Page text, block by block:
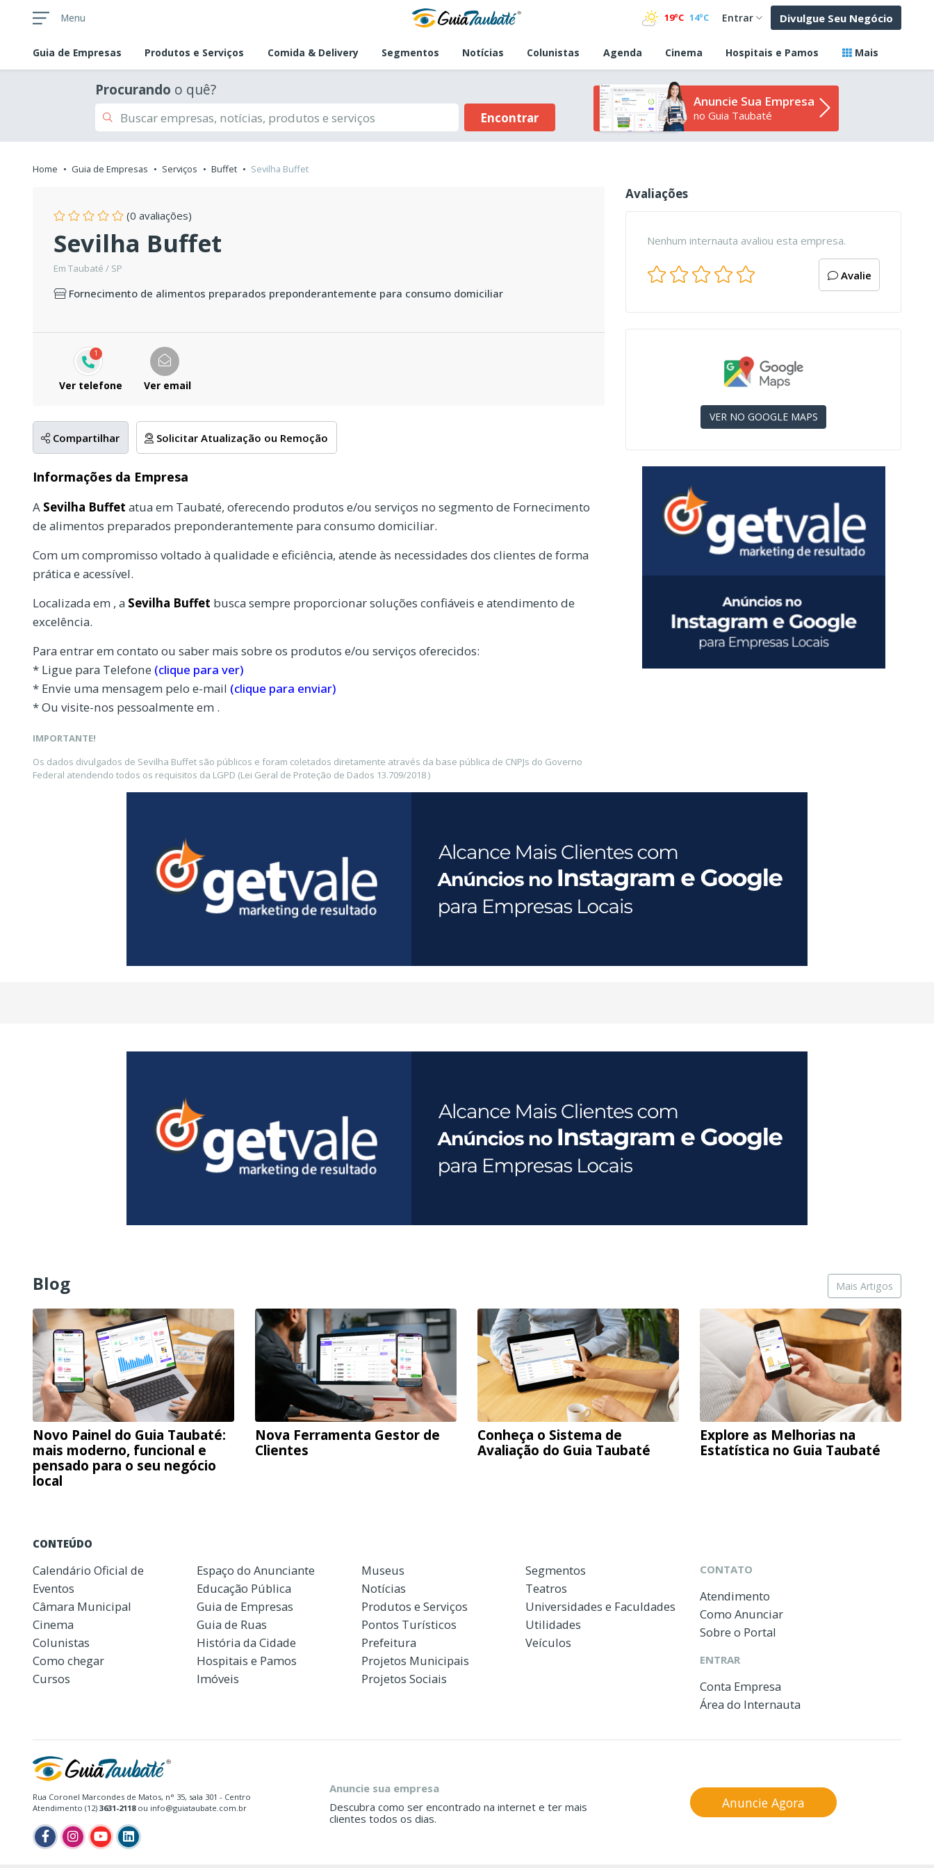
Menu 19ºC 14ºC Entrar Divulgue Seu Negócio
Guia de Empresas Produtos e Serviços Comida & Delivery Segmentos Notícias Colunistas Agenda Cinema Hospitais e Pamos Mais
Procurando o quê?
Encontrar
Anuncie Sua Empresa
no Guia Taubaté
Home Guia de Empresas Serviços Buffet Sevilha Buffet
(0 avaliações)
Sevilha Buffet
Em Taubaté / SP
Fornecimento de alimentos preparados preponderantemente para consumo domiciliar
1
Ver telefone Ver email
Compartilhar Solicitar Atualização ou Remoção
Informações da Empresa
A Sevilha Buffet atua em Taubaté, oferecendo produtos e/ou serviços no segmento de Fornecimento
de alimentos preparados preponderantemente para consumo domiciliar.
Com um compromisso voltado à qualidade e eficiência, atende às necessidades dos clientes de forma
prática e acessível.
Localizada em , a Sevilha Buffet busca sempre proporcionar soluções confiáveis e atendimento de
excelência.
Para entrar em contato ou saber mais sobre os produtos e/ou serviços oferecidos:
* Ligue para Telefone (clique para ver)
* Envie uma mensagem pelo e-mail (clique para enviar)
* Ou visite-nos pessoalmente em .
IMPORTANTE!
Os dados divulgados de Sevilha Buffet são públicos e foram coletados diretamente através da base pública de CNPJs do Governo
Federal atendendo todos os requisitos da LGPD (Lei Geral de Proteção de Dados 13.709/2018 )
Avaliações
Nenhum internauta avaliou esta empresa.
Avalie
VER NO GOOGLE MAPS
Blog Mais Artigos
Novo Painel do Guia Taubaté:
mais moderno, funcional e
pensado para o seu negócio
local
Nova Ferramenta Gestor de
Clientes
Conheça o Sistema de
Avaliação do Guia Taubaté
Explore as Melhorias na
Estatística no Guia Taubaté
CONTEÚDO
Calendário Oficial de
Eventos
Câmara Municipal
Cinema
Colunistas
Como chegar
Cursos
Espaço do Anunciante
Educação Pública
Guia de Empresas
Guia de Ruas
História da Cidade
Hospitais e Pamos
Imóveis
Museus
Notícias
Produtos e Serviços
Pontos Turísticos
Prefeitura
Projetos Municipais
Projetos Sociais
Segmentos
Teatros
Universidades e Faculdades
Utilidades
Veículos
CONTATO
Atendimento
Como Anunciar
Sobre o Portal
ENTRAR
Conta Empresa
Área do Internauta
Rua Coronel Marcondes de Matos, n° 35, sala 301 - Centro
Atendimento (12) 3631-2118ou info@guiataubate.com.br
Anuncie sua empresa
Descubra como ser encontrado na internet e ter mais
clientes todos os dias.
Anuncie Agora